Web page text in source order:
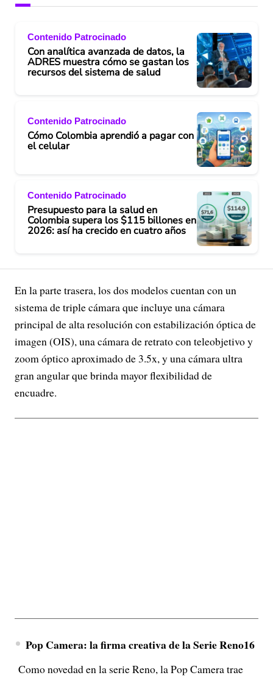
Contenido Patrocinado
Con analítica avanzada de datos, la
ADRES muestra cómo se gastan los
recursos del sistema de salud
Contenido Patrocinado
Cómo Colombia aprendió a pagar con
el celular
Contenido Patrocinado
Presupuesto para la salud en
Colombia supera los $115 billones en
2026: así ha crecido en cuatro años
En la parte trasera, los dos modelos cuentan con un
sistema de triple cámara que incluye una cámara
principal de alta resolución con estabilización óptica de
imagen (OIS), una cámara de retrato con teleobjetivo y
zoom óptico aproximado de 3.5x, y una cámara ultra
gran angular que brinda mayor flexibilidad de
encuadre.
Pop Camera: la firma creativa de la Serie Reno16
Como novedad en la serie Reno, la Pop Camera trae